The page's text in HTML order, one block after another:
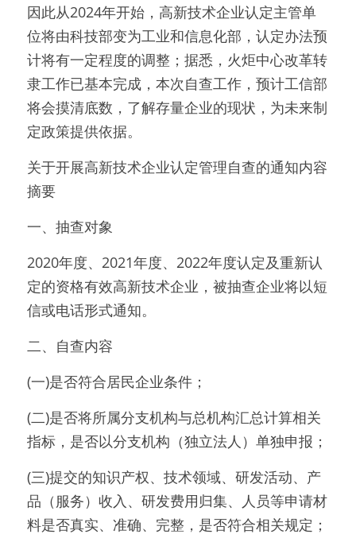
因此从2024年开始，高新技术企业认定主管单
位将由科技部变为工业和信息化部，认定办法预
计将有一定程度的调整；据悉，火炬中心改革转
隶工作已基本完成，本次自查工作，预计工信部
将会摸清底数，了解存量企业的现状，为未来制
定政策提供依据。
关于开展高新技术企业认定管理自查的通知内容
摘要
一、抽查对象
2020年度、2021年度、2022年度认定及重新认
定的资格有效高新技术企业，被抽查企业将以短
信或电话形式通知。
二、自查内容
(一)是否符合居民企业条件；
(二)是否将所属分支机构与总机构汇总计算相关
指标，是否以分支机构（独立法人）单独申报；
(三)提交的知识产权、技术领域、研发活动、产
品（服务）收入、研发费用归集、人员等申请材
料是否真实、准确、完整，是否符合相关规定；